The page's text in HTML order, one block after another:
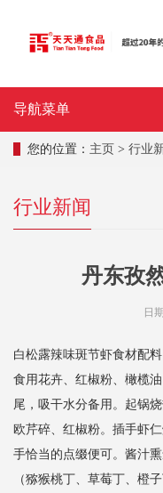
导航菜单
您的位置： 主页 > 行业
行业新闻
丹东孜
日
白松露辣味斑节虾食材配
食用花卉、红椒粉、橄榄
尾，吸干水分备用。起锅
欧芹碎、红椒粉。插手虾
手恰当的点缀便可。酱汁
（猕猴桃丁、草莓丁、橙